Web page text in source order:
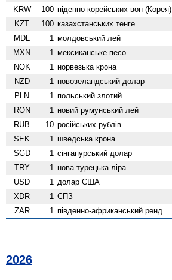
KRW 100 піденно-корейських вон (Корея)
KZT 100 казахстанських тенге
MDL 1 молдовський лей
MXN 1 мексиканське песо
NOK 1 норвезька крона
NZD 1 ново­зеландський долар
PLN 1 польський злотий
RON 1 новий румунський лей
RUB 10 російських рублів
SEK 1 шведська крона
SGD 1 сінгапурський долар
TRY 1 нова турецька ліра
USD 1 долар США
XDR 1 СПЗ
ZAR 1 південно-африканський ренд
2026